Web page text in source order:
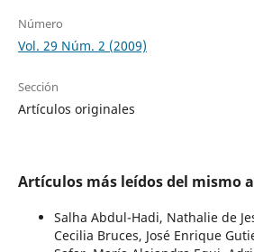
Número
Vol. 29 Núm. 2 (2009)
Sección
Artículos originales
Artículos más leídos del mismo
Salha Abdul-Hadi, Nathalie de
Cecilia Bruces, José Enrique